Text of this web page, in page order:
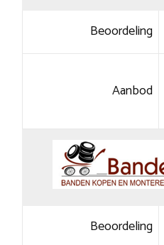
Beoordeling
Aanbod
Beoordeling